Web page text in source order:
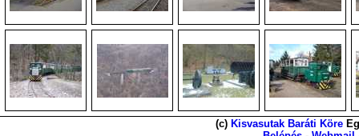
(c) Kisvasutak Baráti Köre